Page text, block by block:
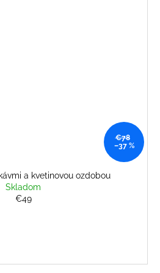
€78
–37 %
a kvetinovou ozdobou
Skladom
€49